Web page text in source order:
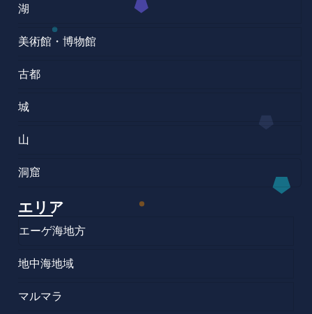
湖
美術館・博物館
古都
城
山
洞窟
エリア
エーゲ海地方
地中海地域
マルマラ